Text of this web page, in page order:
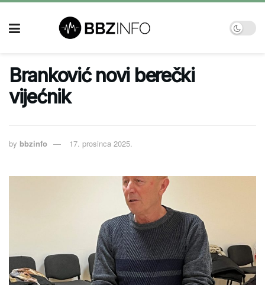
Branković novi berečki
vijećnik
by bbzinfo 17. prosinca 2025.